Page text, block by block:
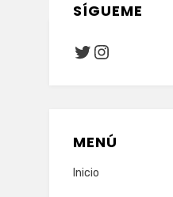
SÍGUEME
Twitter
Instagram
MENÚ
Inicio